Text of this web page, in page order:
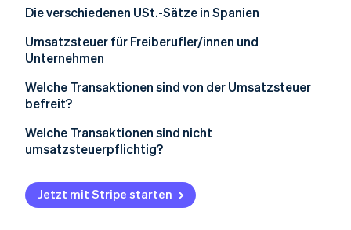
Erfahren Sie, wie Stripe Lösungen für die
Die verschiedenen USt.-Sätze in Spanien
Standard-USt.
Stark ermäßigter USt.-Satz
Umsatzsteuersätze in Melilla, Ceuta und auf den
Kanarischen Inseln
Umsatzsteuer für Freiberufler/innen und
Unternehmen
Ausgangssteuer und Vorsteuer
Welche Transaktionen sind von der Umsatzsteuer
befreit?
Welche Transaktionen sind nicht
umsatzsteuerpflichtig?
Jetzt mit Stripe starten